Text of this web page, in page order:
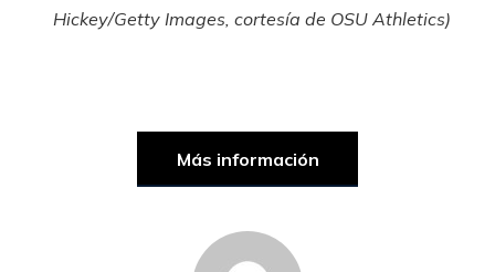
Hickey/Getty Images, cortesía de OSU Athletics)
Más información